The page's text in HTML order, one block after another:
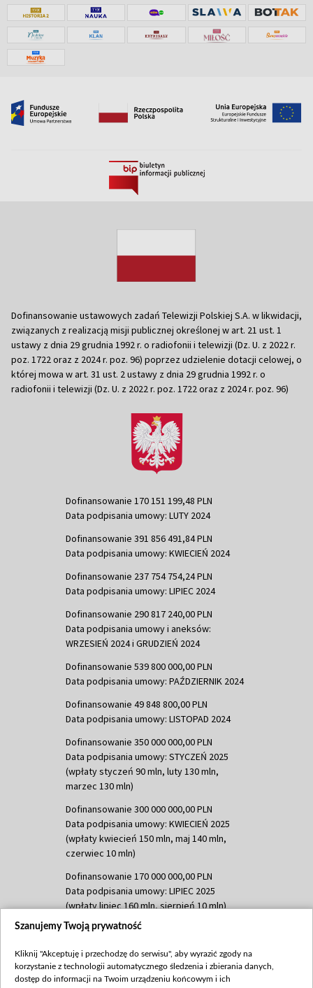
Dofinansowanie ustawowych zadań Telewizji Polskiej S.A. w likwidacji,
związanych z realizacją misji publicznej określonej w art. 21 ust. 1
ustawy z dnia 29 grudnia 1992 r. o radiofonii i telewizji (Dz. U. z 2022 r.
poz. 1722 oraz z 2024 r. poz. 96) poprzez udzielenie dotacji celowej, o
której mowa w art. 31 ust. 2 ustawy z dnia 29 grudnia 1992 r. o
radiofonii i telewizji (Dz. U. z 2022 r. poz. 1722 oraz z 2024 r. poz. 96)
Dofinansowanie 170 151 199,48 PLN
Data podpisania umowy: LUTY 2024
Dofinansowanie 391 856 491,84 PLN
Data podpisania umowy: KWIECIEŃ 2024
Dofinansowanie 237 754 754,24 PLN
Data podpisania umowy: LIPIEC 2024
Dofinansowanie 290 817 240,00 PLN
Data podpisania umowy i aneksów:
WRZESIEŃ 2024 i GRUDZIEŃ 2024
Dofinansowanie 539 800 000,00 PLN
Data podpisania umowy: PAŹDZIERNIK 2024
Dofinansowanie 49 848 800,00 PLN
Data podpisania umowy: LISTOPAD 2024
Dofinansowanie 350 000 000,00 PLN
Data podpisania umowy: STYCZEŃ 2025
(wpłaty styczeń 90 mln, luty 130 mln,
marzec 130 mln)
Dofinansowanie 300 000 000,00 PLN
Data podpisania umowy: KWIECIEŃ 2025
(wpłaty kwiecień 150 mln, maj 140 mln,
czerwiec 10 mln)
Dofinansowanie 170 000 000,00 PLN
Data podpisania umowy: LIPIEC 2025
(wpłaty lipiec 160 mln, sierpień 10 mln)
Dofinansowanie 60 000 000,00 PLN
(wpłata wrzesień 60 mln)
Dofinansowanie 635 783 051,21 PLN
Szanujemy Twoją prywatność
Kliknij "Akceptuję i przechodzę do serwisu", aby wyrazić zgody na
korzystanie z technologii automatycznego śledzenia i zbierania danych,
dostęp do informacji na Twoim urządzeniu końcowym i ich